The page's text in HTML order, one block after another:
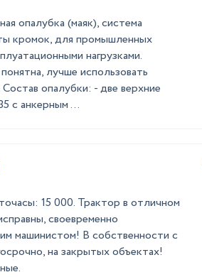
опалубка (маяк), система
кромок, для промышленных
нагрузками.
лучше использовать
опалубки: - две верхние
с анкерным ...
15 000. Трактор в отличном
своевременно
машинистом! В собственности с
на закрытых объектах!